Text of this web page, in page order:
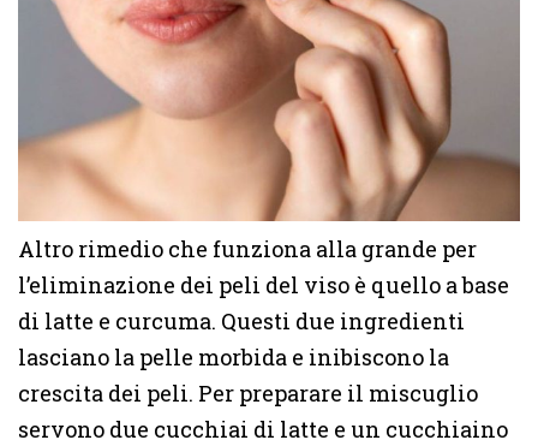
Altro rimedio che funziona alla grande per
l’eliminazione dei peli del viso è quello a base
di latte e curcuma. Questi due ingredienti
lasciano la pelle morbida e inibiscono la
crescita dei peli. Per preparare il miscuglio
servono due cucchiai di latte e un cucchiaino